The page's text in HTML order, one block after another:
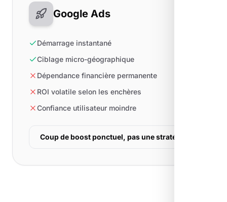
Google Ads
Démarrage instantané
Ciblage micro-géographique
Dépendance financière permanente
ROI volatile selon les enchères
Confiance utilisateur moindre
Coup de boost ponctuel, pas une stratégie